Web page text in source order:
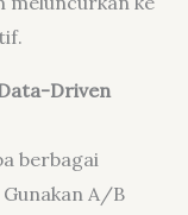
Driven
berbagai
A/B